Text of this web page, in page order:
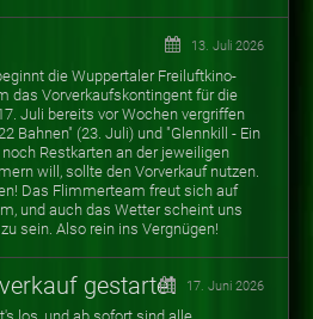
13. Juli 2026
die Wuppertaler Freiluftkino-
das Vorverkaufskontingent für die
Juli bereits vor Wochen vergriffen
Bahnen" (23. Juli) und "Glennkill - Ein
Restkarten an der jeweiligen
will, sollte den Vorverkauf nutzen.
Das Flimmerteam freut sich auf
und auch das Wetter scheint uns
sein. Also rein ins Vergnügen!
gestartet 17. Juni 2026